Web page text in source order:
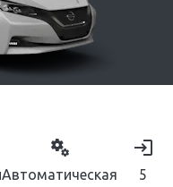
miscellaneous_services
Автоматическая
login
5